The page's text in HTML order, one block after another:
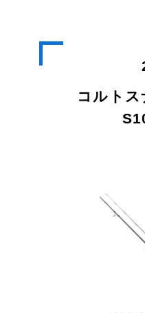
コルト